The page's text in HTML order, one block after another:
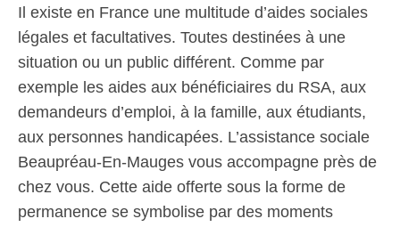
Il existe en France une multitude d’aides sociales
légales et facultatives. Toutes destinées à une
situation ou un public différent. Comme par
exemple les aides aux bénéficiaires du RSA, aux
demandeurs d’emploi, à la famille, aux étudiants,
aux personnes handicapées. L’assistance sociale
Beaupréau-En-Mauges vous accompagne près de
chez vous. Cette aide offerte sous la forme de
permanence se symbolise par des moments